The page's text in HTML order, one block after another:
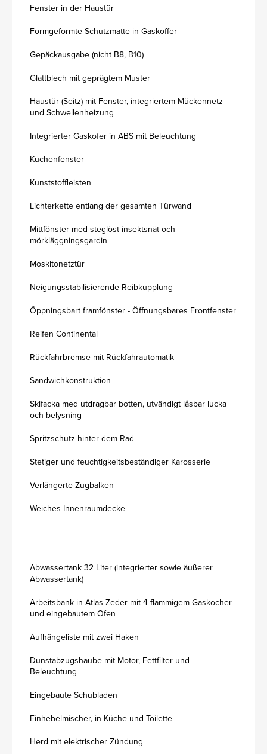
Fenster in der Haustür
Formgeformte Schutzmatte in Gaskoffer
Gepäckausgabe (nicht B8, B10)
Glattblech mit geprägtem Muster
Haustür (Seitz) mit Fenster, integriertem Mückennetz
und Schwellenheizung
Integrierter Gaskofer in ABS mit Beleuchtung
Küchenfenster
Kunststoffleisten
Lichterkette entlang der gesamten Türwand
Mittfönster med steglöst insektsnät och
mörkläggningsgardin
Moskitonetztür
Neigungsstabilisierende Reibkupplung
Öppningsbart framfönster - Öffnungsbares Frontfenster
Reifen Continental
Rückfahrbremse mit Rückfahrautomatik
Sandwichkonstruktion
Skifacka med utdragbar botten, utvändigt låsbar lucka
och belysning
Spritzschutz hinter dem Rad
Stetiger und feuchtigkeitsbeständiger Karosserie
Verlängerte Zugbalken
Weiches Innenraumdecke
Abwassertank 32 Liter (integrierter sowie äußerer
Abwassertank)
Arbeitsbank in Atlas Zeder mit 4-flammigem Gaskocher
und eingebautem Ofen
Aufhängeliste mit zwei Haken
Dunstabzugshaube mit Motor, Fettfilter und
Beleuchtung
Eingebaute Schubladen
Einhebelmischer, in Küche und Toilette
Herd mit elektrischer Zündung